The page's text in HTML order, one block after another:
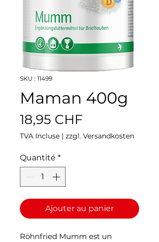
SKU : 11499
Maman 400g
18,95 CHFPrix
TVA Incluse | zzgl. Versandkosten
Quantité *
Ajouter au panier
Röhnfried Mumm est un